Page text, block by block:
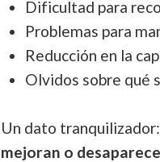
Dificultad para
Problemas para
Reducción en la
Olvidos sobre qué
Un dato tranquilizador:
mejoran o